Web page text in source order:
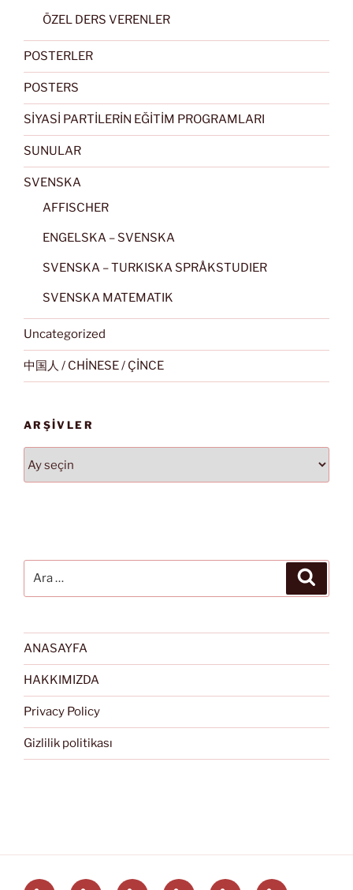
ÖZEL DERS VERENLER
POSTERLER
POSTERS
SİYASİ PARTİLERİN EĞİTİM PROGRAMLARI
SUNULAR
SVENSKA
AFFISCHER
ENGELSKA – SVENSKA
SVENSKA – TURKISKA SPRÅKSTUDIER
SVENSKA MATEMATIK
Uncategorized
中国人 / CHİNESE / ÇİNCE
ARŞIVLER
ANASAYFA
HAKKIMIZDA
Privacy Policy
Gizlilik politikası